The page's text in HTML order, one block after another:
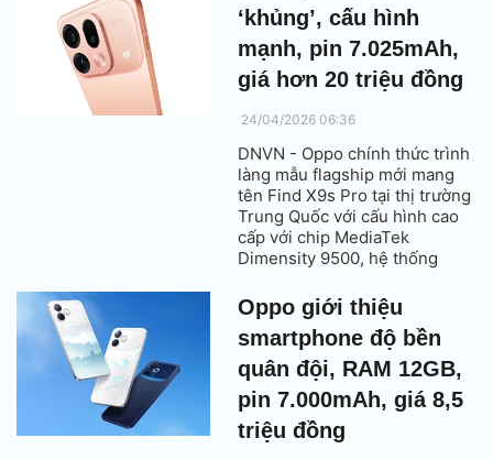
‘khủng’, cấu hình
mạnh, pin 7.025mAh,
giá hơn 20 triệu đồng
24/04/2026 06:36
DNVN - Oppo chính thức trình
làng mẫu flagship mới mang
tên Find X9s Pro tại thị trường
Trung Quốc với cấu hình cao
cấp với chip MediaTek
Dimensity 9500, hệ thống
cùng Hasselblad và pin 7.025
mAh.
Oppo giới thiệu
smartphone độ bền
quân đội, RAM 12GB,
pin 7.000mAh, giá 8,5
triệu đồng